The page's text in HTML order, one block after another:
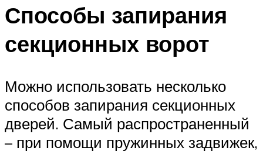
Способы запирания
секционных ворот
Можно использовать несколько
способов запирания секционных
дверей. Самый распространенный
– при помощи пружинных задвижек,